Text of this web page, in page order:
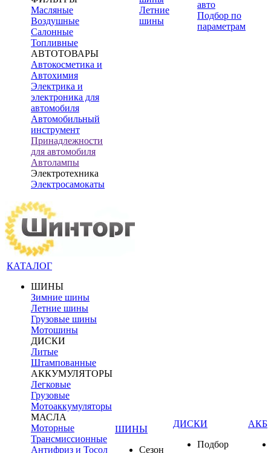
Масляные
Воздушные
Салонные
Топливные
АВТОТОВАРЫ
Автокосметика и
Автохимия
Электрика и
электроника для
автомобиля
Автомобильный
инструмент
Принадлежности
для автомобиля
Автолампы
Электротехника
Электросамокаты
Летние
шины
авто
Подбор по
параметрам
КАТАЛОГ
ШИНЫ
Зимние шины
Летние шины
Грузовые шины
Мотошины
ДИСКИ
Литые
Штампованные
АККУМУЛЯТОРЫ
Легковые
Грузовые
Мотоаккумуляторы
МАСЛА
Моторные
Трансмиссионные
Антифриз и Тосол
ШИНЫ
Сезон
ДИСКИ
Подбор
АКБ